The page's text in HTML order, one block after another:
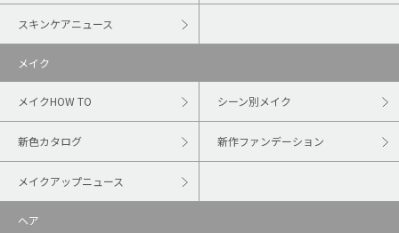
スキンケアニュース
メイク
メイクHOW TO シーン別メイク
新色カタログ 新作ファンデーション
メイクアップニュース
ヘア